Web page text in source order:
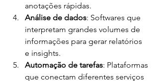
anotações rápidas.
Análise de dados: Softwares que
interpretam grandes volumes de
informações para gerar relatórios
e insights.
Automação de tarefas: Plataformas
que conectam diferentes serviços